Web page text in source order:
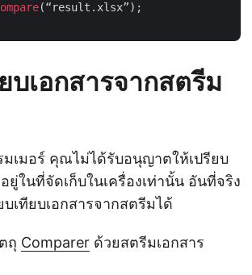
(“result.xlsx”);
บเอกสารจากสตรีม
มเมอร์ คุณไม่ได้รับอนุญาตให้เปรียบ
ยู่ในที่จัดเก็บในเครื่องเท่านั้น อันที่จริง
บเทียบเอกสารจากสตรีมได้
ถุ Comparer ด้วยสตรีมเอกสาร